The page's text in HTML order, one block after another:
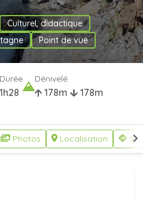
Culturel, didactique
Point de vue
Durée
1h28
Dénivelé
178m 178m
Photos Localisation S'y